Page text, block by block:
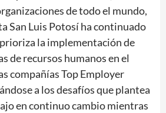
de todo el mundo,
San Luis Potosí ha continuado
la implementación de
de recursos humanos en el
compañías Top Employer
a los desafíos que plantea
en continuo cambio mientras